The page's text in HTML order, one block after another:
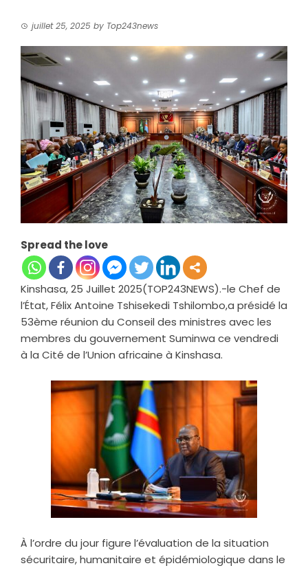
juillet 25, 2025 by Top243news
Spread the love
Kinshasa, 25 Juillet 2025(TOP243NEWS).-le Chef de
l’État, Félix Antoine Tshisekedi Tshilombo,a présidé la
53ème réunion du Conseil des ministres avec les
membres du gouvernement Suminwa ce vendredi
à la Cité de l’Union africaine à Kinshasa.
À l’ordre du jour figure l’évaluation de la situation
sécuritaire, humanitaire et épidémiologique dans le